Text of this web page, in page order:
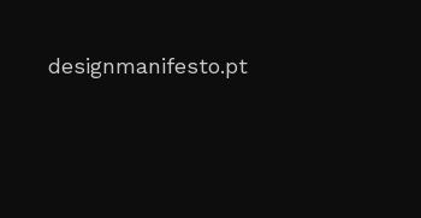
content
designmanifesto.pt